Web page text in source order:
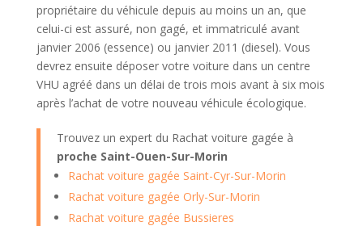
propriétaire du véhicule depuis au moins un an, que
celui-ci est assuré, non gagé, et immatriculé avant
janvier 2006 (essence) ou janvier 2011 (diesel). Vous
devrez ensuite déposer votre voiture dans un centre
VHU agréé dans un délai de trois mois avant à six mois
après l’achat de votre nouveau véhicule écologique.
Trouvez un expert du Rachat voiture gagée à
proche Saint-Ouen-Sur-Morin
Rachat voiture gagée Saint-Cyr-Sur-Morin
Rachat voiture gagée Orly-Sur-Morin
Rachat voiture gagée Bussieres